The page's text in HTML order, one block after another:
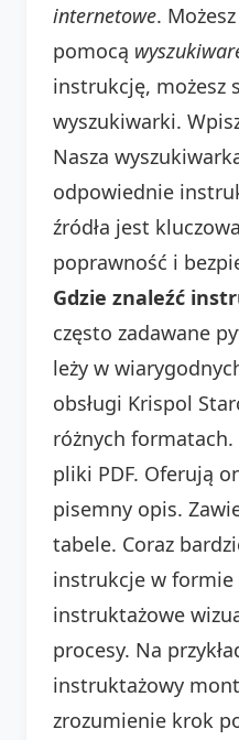
internetowe.
pomocą
instrukcję, możesz
wyszukiwarki.
Nasza
odpowiednie
źródła jest
poprawność i
Gdzie znaleźć
często zadawane
leży w
obsługi Krispol
różnych
pliki PDF. Oferują
pisemny opis.
tabele. Coraz
instrukcje w formie
instruktażowe
procesy. Na
instruktażowy
zrozumienie krok